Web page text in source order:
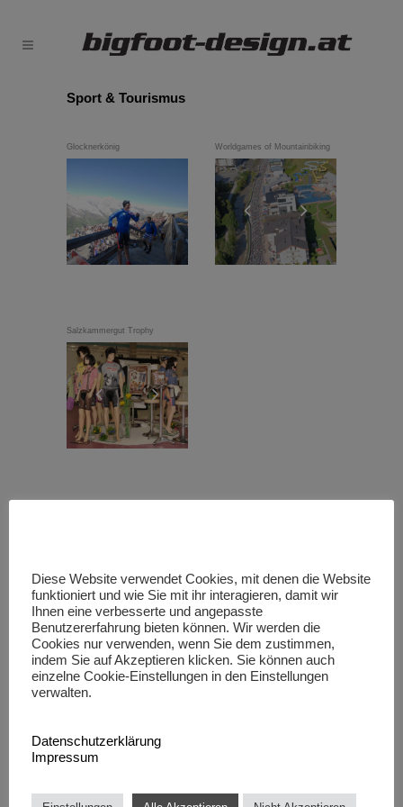
Sport & Tourismus
Glocknerkönig
Salzkammergut Trophy
Worldgames of Mountainbiking
Onlinemarketing
Interior Design
Fotografie
Projektentwicklung
Event-Organisation
Kreativworkshop
Diese Website verwendet Cookies, mit denen die Website
funktioniert und wie Sie mit ihr interagieren, damit wir
Ihnen eine verbesserte und angepasste
Benutzererfahrung bieten können. Wir werden die
Cookies nur verwenden, wenn Sie dem zustimmen,
indem Sie auf Akzeptieren klicken. Sie können auch
einzelne Cookie-Einstellungen in den Einstellungen
verwalten.
Datenschutzerklärung
Impressum